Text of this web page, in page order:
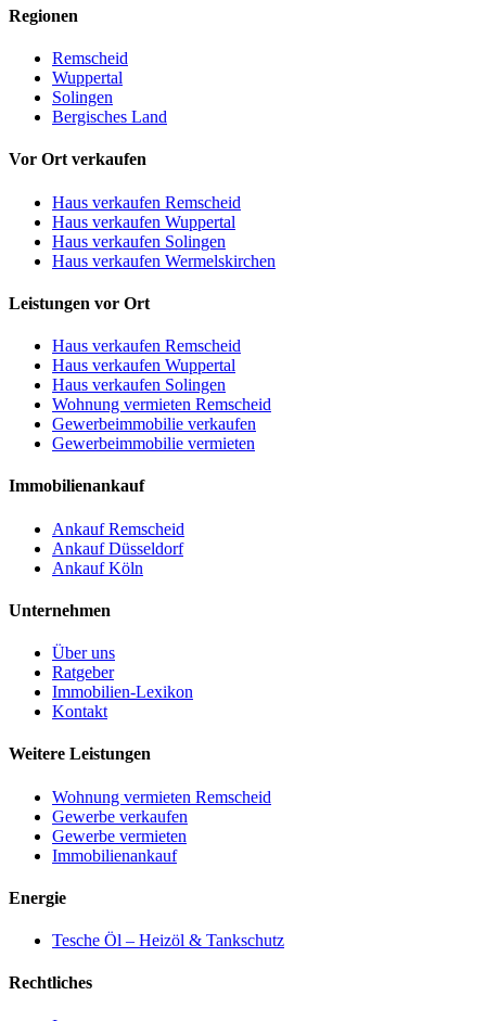
Regionen
Remscheid
Wuppertal
Solingen
Bergisches Land
Vor Ort verkaufen
Haus verkaufen Remscheid
Haus verkaufen Wuppertal
Haus verkaufen Solingen
Haus verkaufen Wermelskirchen
Leistungen vor Ort
Haus verkaufen Remscheid
Haus verkaufen Wuppertal
Haus verkaufen Solingen
Wohnung vermieten Remscheid
Gewerbeimmobilie verkaufen
Gewerbeimmobilie vermieten
Immobilienankauf
Ankauf Remscheid
Ankauf Düsseldorf
Ankauf Köln
Unternehmen
Über uns
Ratgeber
Immobilien-Lexikon
Kontakt
Weitere Leistungen
Wohnung vermieten Remscheid
Gewerbe verkaufen
Gewerbe vermieten
Immobilienankauf
Energie
Tesche Öl – Heizöl & Tankschutz
Rechtliches